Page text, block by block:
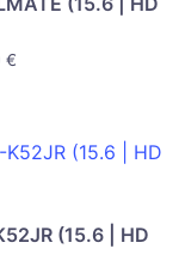
€
(15.6 | HD